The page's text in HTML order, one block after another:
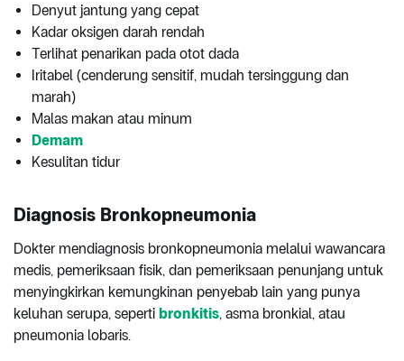
Denyut jantung yang cepat
Kadar oksigen darah rendah
Terlihat penarikan pada otot dada
Iritabel (cenderung sensitif, mudah tersinggung dan
marah)
Malas makan atau minum
Demam
Kesulitan tidur
Diagnosis Bronkopneumonia
Dokter mendiagnosis bronkopneumonia melalui wawancara
medis, pemeriksaan fisik, dan pemeriksaan penunjang untuk
menyingkirkan kemungkinan penyebab lain yang punya
keluhan serupa, seperti bronkitis, asma bronkial, atau
pneumonia lobaris.